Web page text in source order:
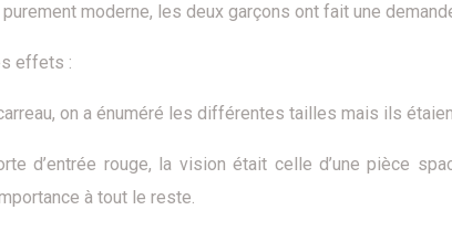
moderne, les deux garçons ont fait une
effets :
on a énuméré les différentes tailles mais ils
d’entrée rouge, la vision était celle d’une pièce
à tout le reste.